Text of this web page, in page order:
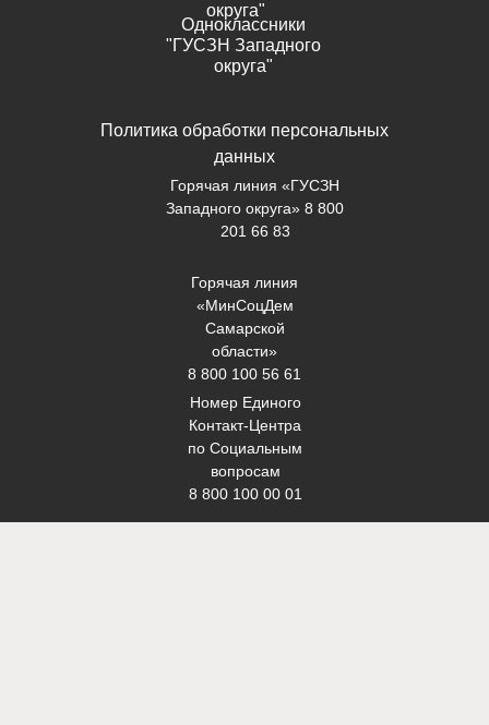
Горячая линия «ГУСЗН
Западного округа» 8 800
201 66 83
Горячая линия
«МинСоцДем
Самарской
области»
8 800 100 56 61
Номер Единого
Контакт-Центра
по Социальным
вопросам
8 800 100 00 01
Политика обработки персональных
данных
округа"
Одноклассники
"ГУСЗН Западного
округа"